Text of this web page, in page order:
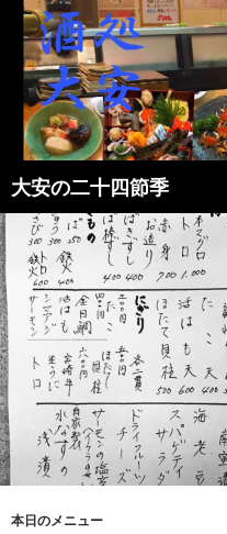
大安の二十四節季
検
索
本日のメニュー